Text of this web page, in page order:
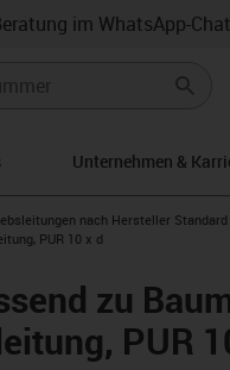
im WhatsApp-Chat
Unternehmen &
arrow-right nach Hersteller Standard
PUR 10 x d
zu
PUR